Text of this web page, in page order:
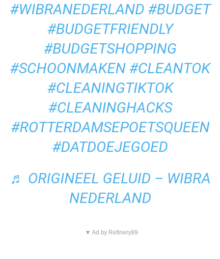
#WIBRANEDERLAND #BUDGET
#BUDGETFRIENDLY
#BUDGETSHOPPING
#SCHOONMAKEN #CLEANTOK
#CLEANINGTIKTOK
#CLEANINGHACKS
#ROTTERDAMSEPOETSQUEEN
#DATDOEJEGOED
♬ ORIGINEEL GELUID – WIBRA
NEDERLAND
▼ Ad by Refinery89